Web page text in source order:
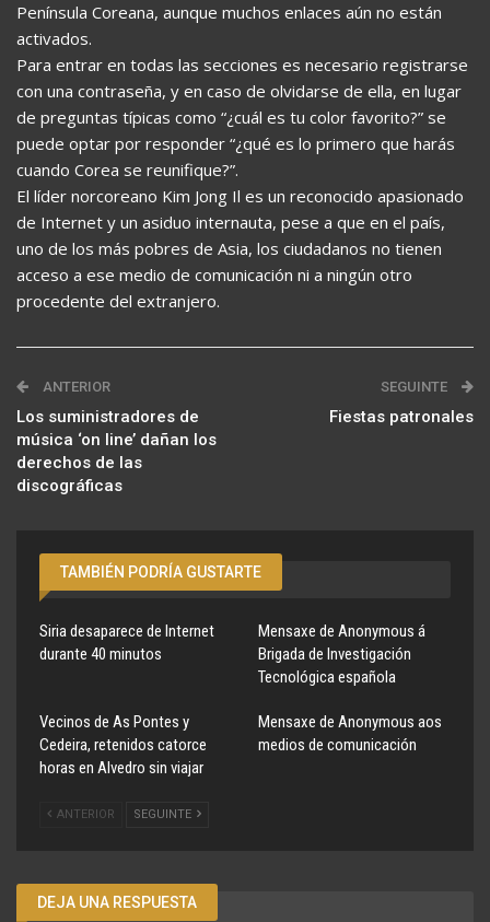
Península Coreana, aunque muchos enlaces aún no están
activados.
Para entrar en todas las secciones es necesario registrarse
con una contraseña, y en caso de olvidarse de ella, en lugar
de preguntas típicas como “¿cuál es tu color favorito?” se
puede optar por responder “¿qué es lo primero que harás
cuando Corea se reunifique?”.
El líder norcoreano Kim Jong Il es un reconocido apasionado
de Internet y un asiduo internauta, pese a que en el país,
uno de los más pobres de Asia, los ciudadanos no tienen
acceso a ese medio de comunicación ni a ningún otro
procedente del extranjero.
ANTERIOR
Los suministradores de
música ‘on line’ dañan los
derechos de las
discográficas
SEGUINTE
Fiestas patronales
TAMBIÉN PODRÍA GUSTARTE
Siria desaparece de Internet
durante 40 minutos
Mensaxe de Anonymous á
Brigada de Investigación
Tecnológica española
Vecinos de As Pontes y
Cedeira, retenidos catorce
horas en Alvedro sin viajar
Mensaxe de Anonymous aos
medios de comunicación
ANTERIOR SEGUINTE
DEJA UNA RESPUESTA